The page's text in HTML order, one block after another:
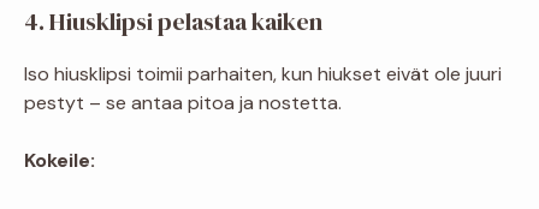
4. Hiusklipsi pelastaa kaiken
Iso hiusklipsi toimii parhaiten, kun hiukset eivät ole juuri
pestyt – se antaa pitoa ja nostetta.
Kokeile: